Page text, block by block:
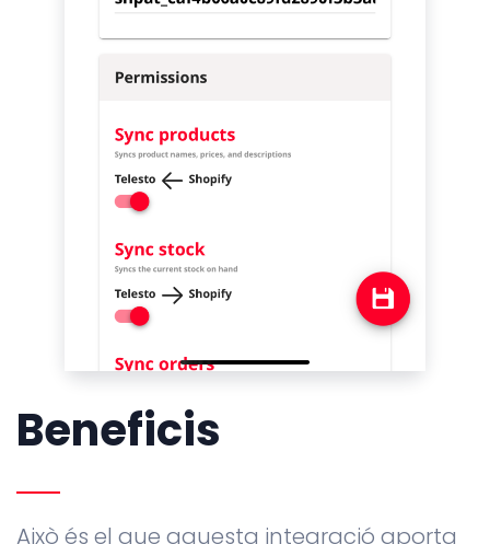
Beneficis
Això és el que aquesta integració aporta